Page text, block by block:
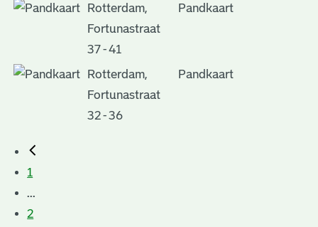
Rotterdam,
Fortunastraat
37 - 41
Pandkaart
Rotterdam,
Fortunastraat
32 - 36
Pandkaart
1
...
2